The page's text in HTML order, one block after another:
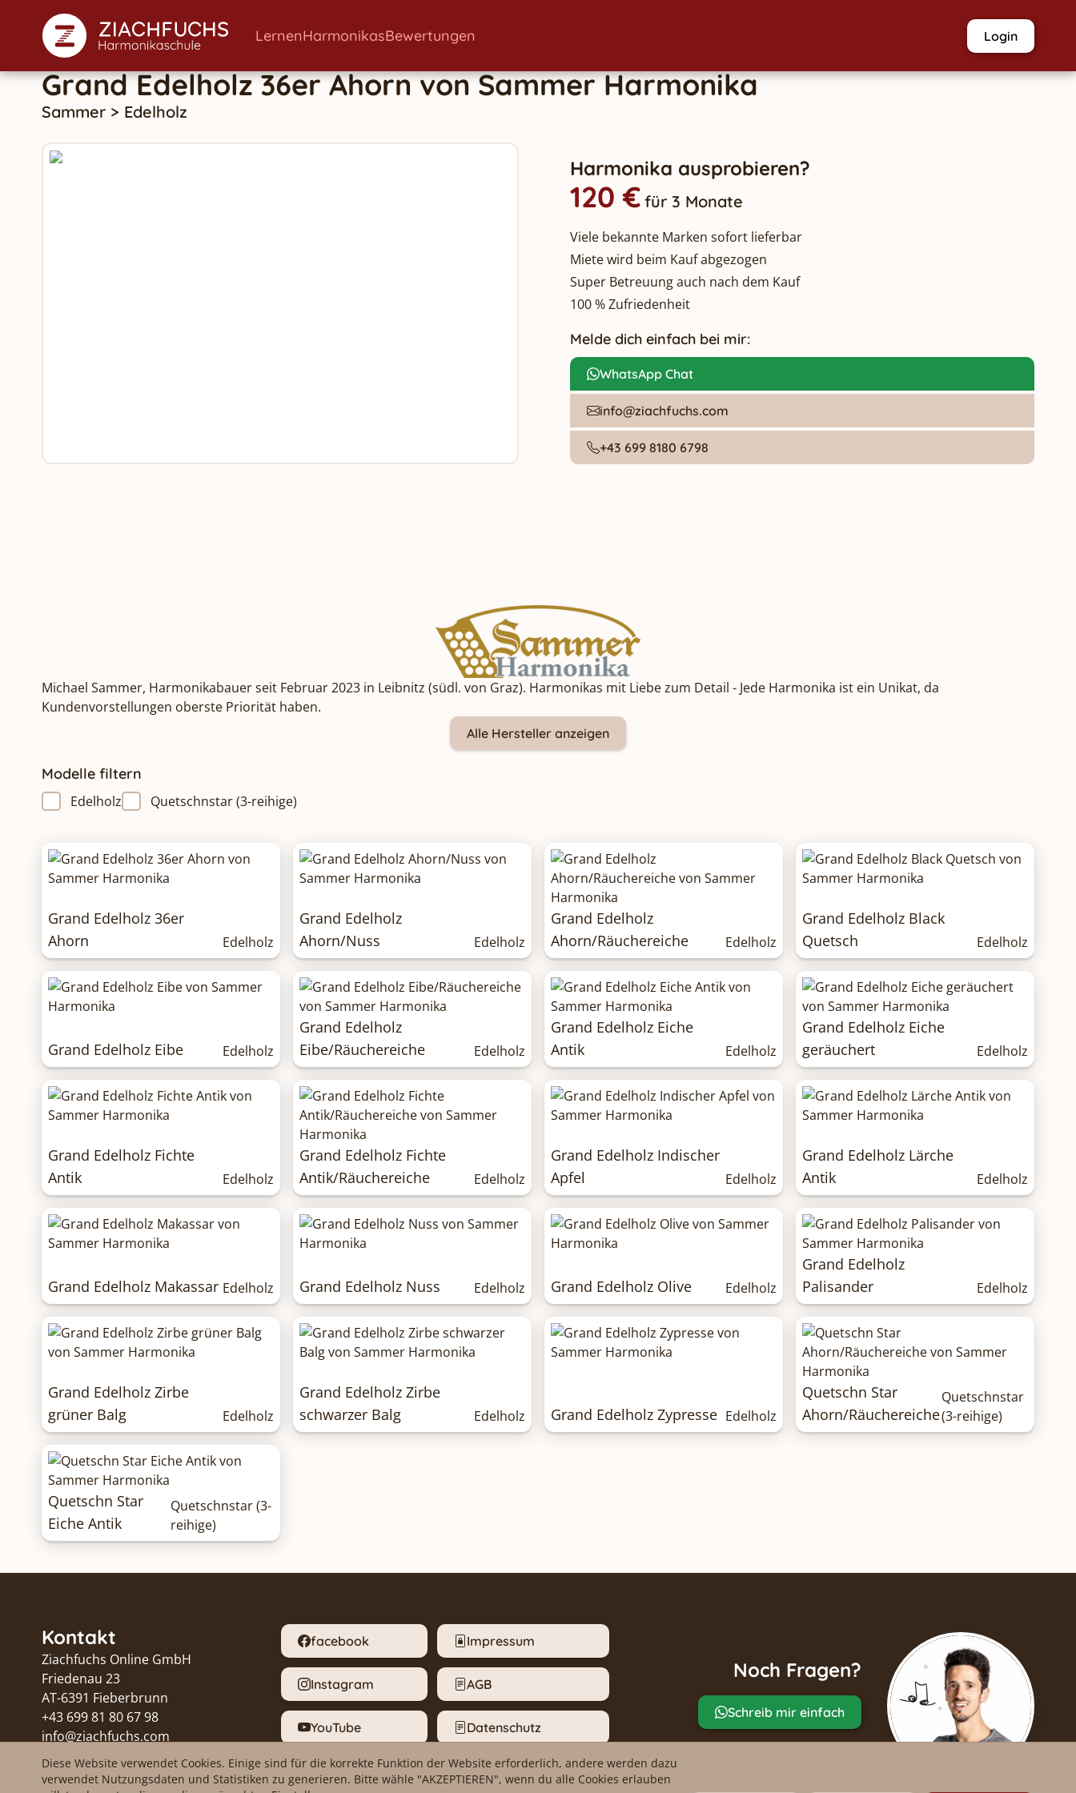
LernenHarmonikasBewertungen Login
Grand Edelholz 36er AhornvonSammerHarmonika
Sammer > Edelholz
Harmonika ausprobieren?
120 € für 3 Monate
Viele bekannte Marken sofort lieferbar
Miete wird beim Kauf abgezogen
Super Betreuung auch nach dem Kauf
100 % Zufriedenheit
Melde dich einfach bei mir:
WhatsApp Chat
info@ziachfuchs.com
+43 699 8180 6798
Michael Sammer, Harmonikabauer seit Februar 2023 in Leibnitz (südl. von Graz). Harmonikas mit Liebe zum Detail - Jede Harmonika ist ein Unikat, da
Kundenvorstellungen oberste Priorität haben.
Alle Hersteller anzeigen
Modelle filtern
Edelholz Quetschnstar (3-reihige)
Grand Edelholz 36er
Ahorn
Edelholz
Grand Edelholz
Ahorn/Nuss
Edelholz
Grand Edelholz
Ahorn/Räuchereiche
Edelholz
Grand Edelholz Black
Quetsch
Edelholz
Grand Edelholz Eibe Edelholz
Grand Edelholz
Eibe/Räuchereiche
Edelholz
Grand Edelholz Eiche
Antik
Edelholz
Grand Edelholz Eiche
geräuchert
Edelholz
Grand Edelholz Fichte
Antik
Edelholz
Grand Edelholz Fichte
Antik/Räuchereiche
Edelholz
Grand Edelholz Indischer
Apfel
Edelholz
Grand Edelholz Lärche
Antik
Edelholz
Grand Edelholz Makassar Edelholz Grand Edelholz Nuss Edelholz Grand Edelholz Olive Edelholz
Grand Edelholz
Palisander
Edelholz
Grand Edelholz Zirbe
grüner Balg
Edelholz
Grand Edelholz Zirbe
schwarzer Balg
Edelholz Grand Edelholz Zypresse Edelholz
Quetschn Star
Ahorn/Räuchereiche
Quetschnstar
(3-reihige)
Quetschn Star
Eiche Antik
Quetschnstar (3-
reihige)
Kontakt
Ziachfuchs Online GmbH
Friedenau 23
AT-6391 Fieberbrunn
+43 699 81 80 67 98
info@ziachfuchs.com
UID ATU79433917
facebook Impressum
Instagram AGB
YouTube Datenschutz
Problem melden Cookie-Einstellungen
Noch Fragen?
Schreib mir einfach
Diese Website verwendet Cookies. Einige sind für die korrekte Funktion der Website erforderlich, andere werden dazu
verwendet Nutzungsdaten und Statistiken zu generieren. Bitte wähle "AKZEPTIEREN", wenn du alle Cookies erlauben